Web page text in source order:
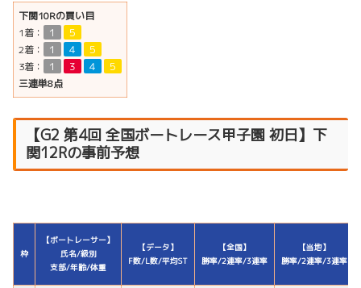
下関10Rの買い目
1着：
１
５
2着：
１ ４
５
3着：
１ ３ ４
５
三連単8点
【G2 第4回 全国ボートレース甲子園 初日】下
関12Rの事前予想
枠
【ボートレーサー】
氏名/級別
支部/年齢/体重
【データ】
F数/L数/平均ST
【全国】
勝率/2連率/3連率
【当地】
勝率/2連率/3連率